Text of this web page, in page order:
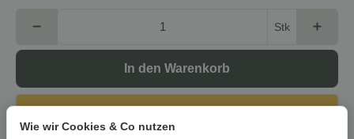
Stk
In den Warenkorb
Wie wir Cookies & Co nutzen